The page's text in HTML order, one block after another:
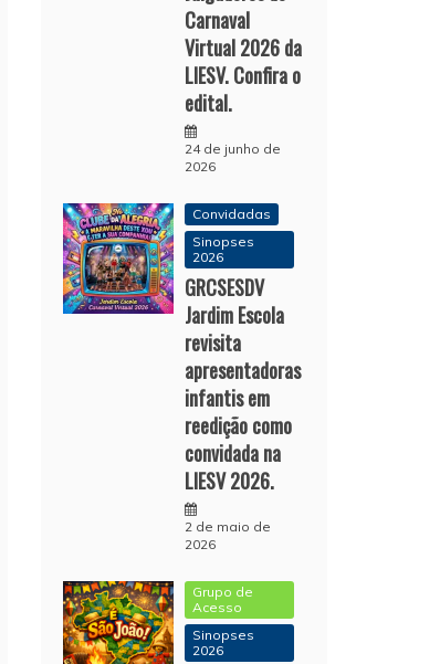
Carnaval
Virtual 2026 da
LIESV. Confira o
edital.
24 de junho de
2026
Convidadas
Sinopses
2026
GRCSESDV
Jardim Escola
revisita
apresentadoras
infantis em
reedição como
convidada na
LIESV 2026.
2 de maio de
2026
Grupo de
Acesso
Sinopses
2026